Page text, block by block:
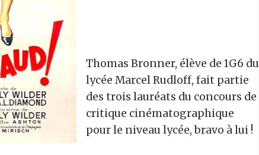
Thomas Bronner, élève de 1G6 du
lycée Marcel Rudloff, fait partie
des trois lauréats du concours de
critique cinématographique
pour le niveau lycée, bravo à lui !